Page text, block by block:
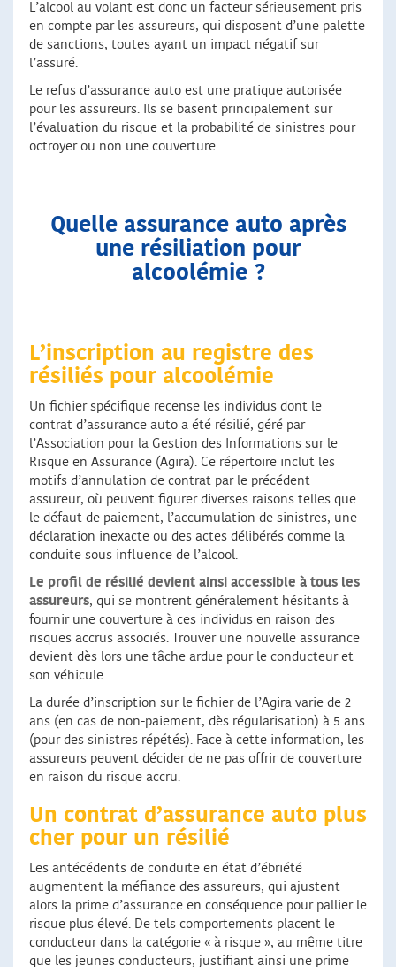
L’alcool au volant est donc un facteur sérieusement pris
en compte par les assureurs, qui disposent d’une palette
de sanctions, toutes ayant un impact négatif sur
l’assuré.
Le refus d’assurance auto est une pratique autorisée
pour les assureurs. Ils se basent principalement sur
l’évaluation du risque et la probabilité de sinistres pour
octroyer ou non une couverture.
Quelle assurance auto après
une résiliation pour
alcoolémie ?
L’inscription au registre des
résiliés pour alcoolémie
Un fichier spécifique recense les individus dont le
contrat d’assurance auto a été résilié, géré par
l’Association pour la Gestion des Informations sur le
Risque en Assurance (Agira). Ce répertoire inclut les
motifs d’annulation de contrat par le précédent
assureur, où peuvent figurer diverses raisons telles que
le défaut de paiement, l’accumulation de sinistres, une
déclaration inexacte ou des actes délibérés comme la
conduite sous influence de l’alcool.
Le profil de résilié devient ainsi accessible à tous les
assureurs, qui se montrent généralement hésitants à
fournir une couverture à ces individus en raison des
risques accrus associés. Trouver une nouvelle assurance
devient dès lors une tâche ardue pour le conducteur et
son véhicule.
La durée d’inscription sur le fichier de l’Agira varie de 2
ans (en cas de non-paiement, dès régularisation) à 5 ans
(pour des sinistres répétés). Face à cette information, les
assureurs peuvent décider de ne pas offrir de couverture
en raison du risque accru.
Un contrat d’assurance auto plus
cher pour un résilié
Les antécédents de conduite en état d’ébriété
augmentent la méfiance des assureurs, qui ajustent
alors la prime d’assurance en conséquence pour pallier le
risque plus élevé. De tels comportements placent le
conducteur dans la catégorie « à risque », au même titre
que les jeunes conducteurs, justifiant ainsi une prime